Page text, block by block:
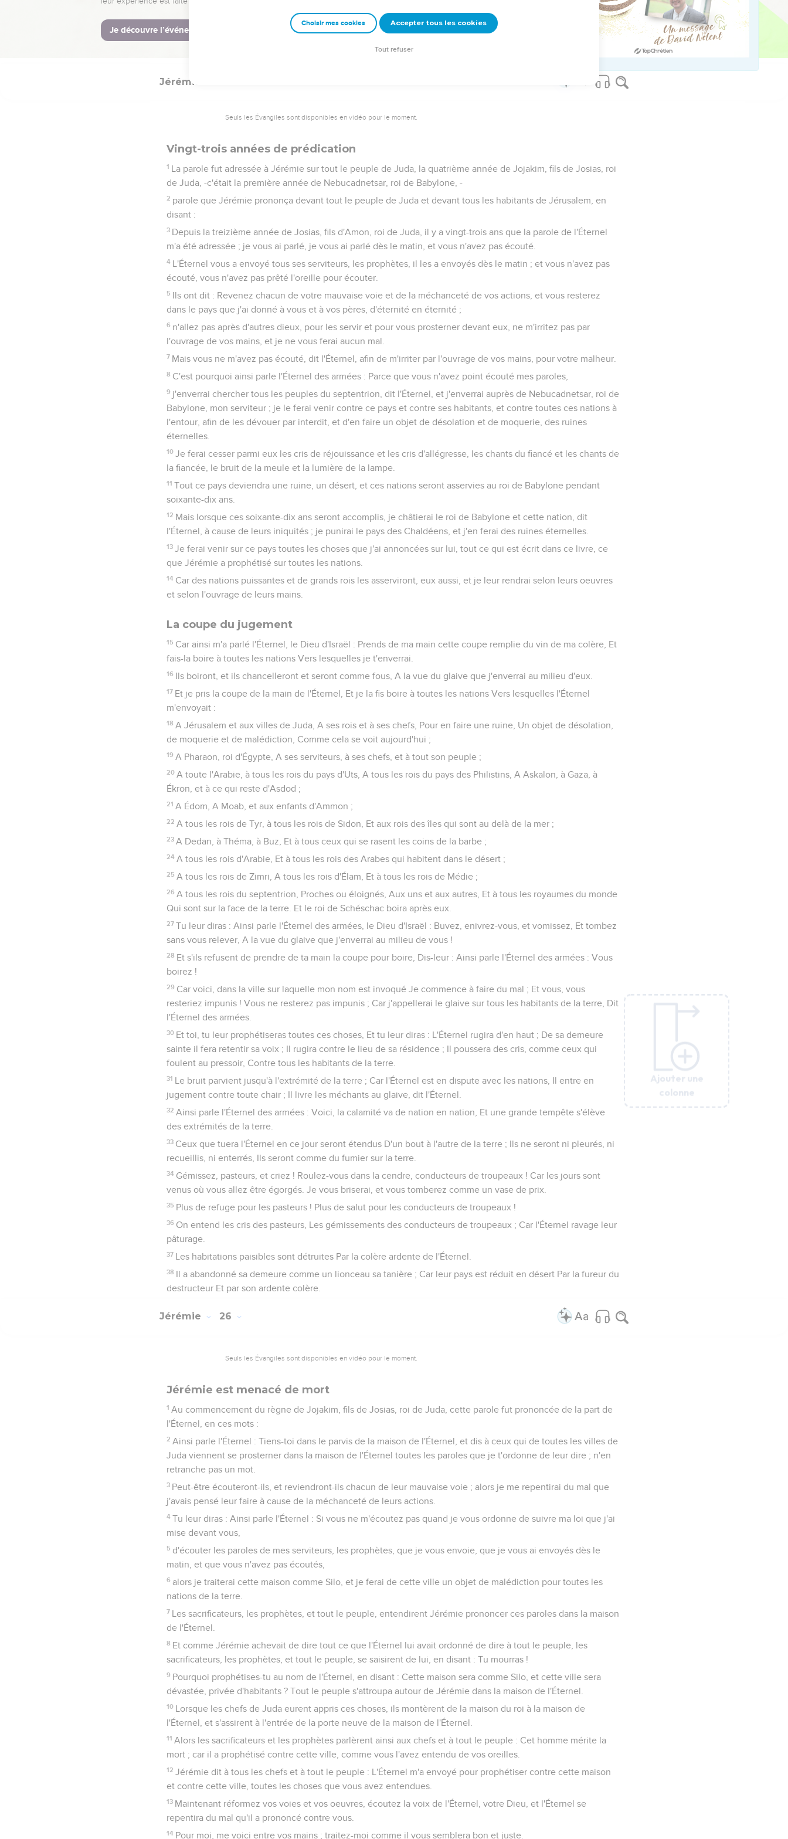
sarcasme, de raillerie, et de malédiction, dans tous les lieux où je les chasserai.
10 J'enverrai parmi eux l'épée, la famine et la peste, jusqu'à ce qu'ils aient disparu du pays que j'avais donné à
Ajouter une
colonne
Jérémie
Seuls les Évangiles sont disponibles en vidéo pour le moment.
Vingt-trois années de prédication
1 La parole fut adressée à Jérémie sur tout le peuple de Juda, la quatrième année de Jojakim, fils de Josias, roi
de Juda, -c'était la première année de Nebucadnetsar, roi de Babylone, -
2 parole que Jérémie prononça devant tout le peuple de Juda et devant tous les habitants de Jérusalem, en
disant :
3 Depuis la treizième année de Josias, fils d'Amon, roi de Juda, il y a vingt-trois ans que la parole de l'Éternel
m'a été adressée ; je vous ai parlé, je vous ai parlé dès le matin, et vous n'avez pas écouté.
4 L'Éternel vous a envoyé tous ses serviteurs, les prophètes, il les a envoyés dès le matin ; et vous n'avez pas
écouté, vous n'avez pas prêté l'oreille pour écouter.
5 Ils ont dit : Revenez chacun de votre mauvaise voie et de la méchanceté de vos actions, et vous resterez
dans le pays que j'ai donné à vous et à vos pères, d'éternité en éternité ;
6 n'allez pas après d'autres dieux, pour les servir et pour vous prosterner devant eux, ne m'irritez pas par
l'ouvrage de vos mains, et je ne vous ferai aucun mal.
7 Mais vous ne m'avez pas écouté, dit l'Éternel, afin de m'irriter par l'ouvrage de vos mains, pour votre malheur.
8 C'est pourquoi ainsi parle l'Éternel des armées : Parce que vous n'avez point écouté mes paroles,
9 j'enverrai chercher tous les peuples du septentrion, dit l'Éternel, et j'enverrai auprès de Nebucadnetsar, roi de
Babylone, mon serviteur ; je le ferai venir contre ce pays et contre ses habitants, et contre toutes ces nations à
l'entour, afin de les dévouer par interdit, et d'en faire un objet de désolation et de moquerie, des ruines
éternelles.
10 Je ferai cesser parmi eux les cris de réjouissance et les cris d'allégresse, les chants du fiancé et les chants de
la fiancée, le bruit de la meule et la lumière de la lampe.
11 Tout ce pays deviendra une ruine, un désert, et ces nations seront asservies au roi de Babylone pendant
soixante-dix ans.
12 Mais lorsque ces soixante-dix ans seront accomplis, je châtierai le roi de Babylone et cette nation, dit
l'Éternel, à cause de leurs iniquités ; je punirai le pays des Chaldéens, et j'en ferai des ruines éternelles.
13 Je ferai venir sur ce pays toutes les choses que j'ai annoncées sur lui, tout ce qui est écrit dans ce livre, ce
que Jérémie a prophétisé sur toutes les nations.
14 Car des nations puissantes et de grands rois les asserviront, eux aussi, et je leur rendrai selon leurs oeuvres
et selon l'ouvrage de leurs mains.
La coupe du jugement
15 Car ainsi m'a parlé l'Éternel, le Dieu d'Israël : Prends de ma main cette coupe remplie du vin de ma colère, Et
fais-la boire à toutes les nations Vers lesquelles je t'enverrai.
16 Ils boiront, et ils chancelleront et seront comme fous, A la vue du glaive que j'enverrai au milieu d'eux.
17 Et je pris la coupe de la main de l'Éternel, Et je la fis boire à toutes les nations Vers lesquelles l'Éternel
m'envoyait :
18 A Jérusalem et aux villes de Juda, A ses rois et à ses chefs, Pour en faire une ruine, Un objet de désolation,
de moquerie et de malédiction, Comme cela se voit aujourd'hui ;
19 A Pharaon, roi d'Égypte, A ses serviteurs, à ses chefs, et à tout son peuple ;
20 A toute l'Arabie, à tous les rois du pays d'Uts, A tous les rois du pays des Philistins, A Askalon, à Gaza, à
Ékron, et à ce qui reste d'Asdod ;
21 A Édom, A Moab, et aux enfants d'Ammon ;
22 A tous les rois de Tyr, à tous les rois de Sidon, Et aux rois des îles qui sont au delà de la mer ;
23 A Dedan, à Théma, à Buz, Et à tous ceux qui se rasent les coins de la barbe ;
24 A tous les rois d'Arabie, Et à tous les rois des Arabes qui habitent dans le désert ;
25 A tous les rois de Zimri, A tous les rois d'Élam, Et à tous les rois de Médie ;
26 A tous les rois du septentrion, Proches ou éloignés, Aux uns et aux autres, Et à tous les royaumes du monde
Qui sont sur la face de la terre. Et le roi de Schéschac boira après eux.
27 Tu leur diras : Ainsi parle l'Éternel des armées, le Dieu d'Israël : Buvez, enivrez-vous, et vomissez, Et tombez
sans vous relever, A la vue du glaive que j'enverrai au milieu de vous !
28 Et s'ils refusent de prendre de ta main la coupe pour boire, Dis-leur : Ainsi parle l'Éternel des armées : Vous
boirez !
29 Car voici, dans la ville sur laquelle mon nom est invoqué Je commence à faire du mal ; Et vous, vous
resteriez impunis ! Vous ne resterez pas impunis ; Car j'appellerai le glaive sur tous les habitants de la terre, Dit
l'Éternel des armées.
30 Et toi, tu leur prophétiseras toutes ces choses, Et tu leur diras : L'Éternel rugira d'en haut ; De sa demeure
sainte il fera retentir sa voix ; Il rugira contre le lieu de sa résidence ; Il poussera des cris, comme ceux qui
foulent au pressoir, Contre tous les habitants de la terre.
31 Le bruit parvient jusqu'à l'extrémité de la terre ; Car l'Éternel est en dispute avec les nations, Il entre en
jugement contre toute chair ; Il livre les méchants au glaive, dit l'Éternel.
32 Ainsi parle l'Éternel des armées : Voici, la calamité va de nation en nation, Et une grande tempête s'élève
des extrémités de la terre.
33 Ceux que tuera l'Éternel en ce jour seront étendus D'un bout à l'autre de la terre ; Ils ne seront ni pleurés, ni
recueillis, ni enterrés, Ils seront comme du fumier sur la terre.
34 Gémissez, pasteurs, et criez ! Roulez-vous dans la cendre, conducteurs de troupeaux ! Car les jours sont
venus où vous allez être égorgés. Je vous briserai, et vous tomberez comme un vase de prix.
35 Plus de refuge pour les pasteurs ! Plus de salut pour les conducteurs de troupeaux !
36 On entend les cris des pasteurs, Les gémissements des conducteurs de troupeaux ; Car l'Éternel ravage leur
pâturage.
37 Les habitations paisibles sont détruites Par la colère ardente de l'Éternel.
38 Il a abandonné sa demeure comme un lionceau sa tanière ; Car leur pays est réduit en désert Par la fureur du
destructeur Et par son ardente colère.
Ajouter une
colonne
Jérémie 26
Seuls les Évangiles sont disponibles en vidéo pour le moment.
Jérémie est menacé de mort
1 Au commencement du règne de Jojakim, fils de Josias, roi de Juda, cette parole fut prononcée de la part de
l'Éternel, en ces mots :
2 Ainsi parle l'Éternel : Tiens-toi dans le parvis de la maison de l'Éternel, et dis à ceux qui de toutes les villes de
Juda viennent se prosterner dans la maison de l'Éternel toutes les paroles que je t'ordonne de leur dire ; n'en
retranche pas un mot.
3 Peut-être écouteront-ils, et reviendront-ils chacun de leur mauvaise voie ; alors je me repentirai du mal que
j'avais pensé leur faire à cause de la méchanceté de leurs actions.
4 Tu leur diras : Ainsi parle l'Éternel : Si vous ne m'écoutez pas quand je vous ordonne de suivre ma loi que j'ai
mise devant vous,
5 d'écouter les paroles de mes serviteurs, les prophètes, que je vous envoie, que je vous ai envoyés dès le
matin, et que vous n'avez pas écoutés,
6 alors je traiterai cette maison comme Silo, et je ferai de cette ville un objet de malédiction pour toutes les
nations de la terre.
7 Les sacrificateurs, les prophètes, et tout le peuple, entendirent Jérémie prononcer ces paroles dans la maison
de l'Éternel.
8 Et comme Jérémie achevait de dire tout ce que l'Éternel lui avait ordonné de dire à tout le peuple, les
sacrificateurs, les prophètes, et tout le peuple, se saisirent de lui, en disant : Tu mourras !
9 Pourquoi prophétises-tu au nom de l'Éternel, en disant : Cette maison sera comme Silo, et cette ville sera
dévastée, privée d'habitants ? Tout le peuple s'attroupa autour de Jérémie dans la maison de l'Éternel.
10 Lorsque les chefs de Juda eurent appris ces choses, ils montèrent de la maison du roi à la maison de
l'Éternel, et s'assirent à l'entrée de la porte neuve de la maison de l'Éternel.
11 Alors les sacrificateurs et les prophètes parlèrent ainsi aux chefs et à tout le peuple : Cet homme mérite la
mort ; car il a prophétisé contre cette ville, comme vous l'avez entendu de vos oreilles.
12 Jérémie dit à tous les chefs et à tout le peuple : L'Éternel m'a envoyé pour prophétiser contre cette maison
et contre cette ville, toutes les choses que vous avez entendues.
13 Maintenant réformez vos voies et vos oeuvres, écoutez la voix de l'Éternel, votre Dieu, et l'Éternel se
repentira du mal qu'il a prononcé contre vous.
14 Pour moi, me voici entre vos mains ; traitez-moi comme il vous semblera bon et juste.
Ajouter une
colonne
Ajouter une
colonne
Ajouter une
colonne
Ajouter une
colonne
Choisir mes cookies Accepter tous les cookies
Tout refuser